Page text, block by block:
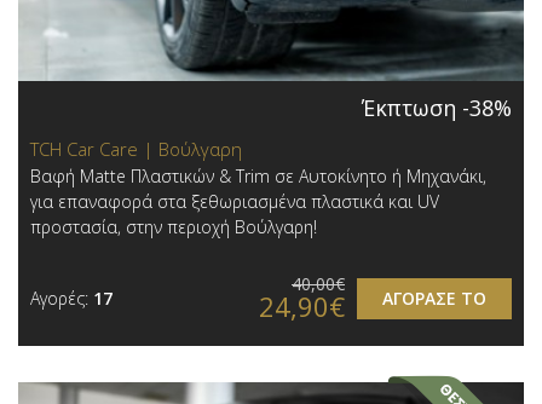
Έκπτωση -38%
TCH Car Care | Βούλγαρη
Βαφή Matte Πλαστικών & Trim σε Αυτοκίνητο ή Μηχανάκι,
για επαναφορά στα ξεθωριασμένα πλαστικά και UV
προστασία, στην περιοχή Βούλγαρη!
Αγορές: 17 ΑΓΟΡΑΣΕ ΤΟ
40,00€
24,90€